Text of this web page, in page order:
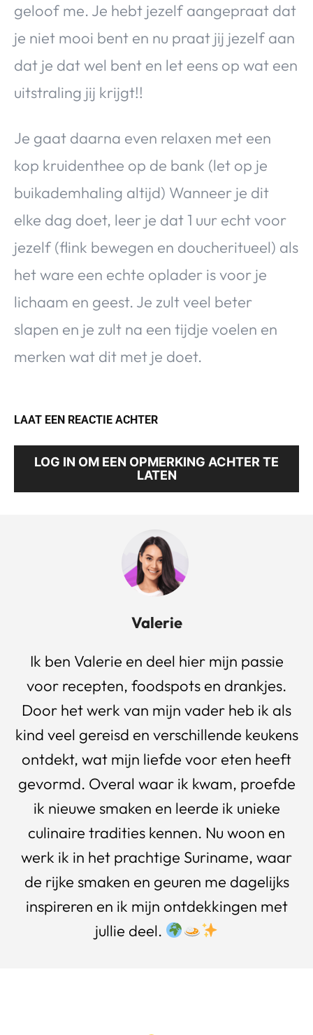
geloof me. Je hebt jezelf aangepraat dat
je niet mooi bent en nu praat jij jezelf aan
dat je dat wel bent en let eens op wat een
uitstraling jij krijgt!!
Je gaat daarna even relaxen met een
kop kruidenthee op de bank (let op je
buikademhaling altijd) Wanneer je dit
elke dag doet, leer je dat 1 uur echt voor
jezelf (flink bewegen en doucheritueel) als
het ware een echte oplader is voor je
lichaam en geest. Je zult veel beter
slapen en je zult na een tijdje voelen en
merken wat dit met je doet.
LAAT EEN REACTIE ACHTER
LOG IN OM EEN OPMERKING ACHTER TE
LATEN
Valerie
Ik ben Valerie en deel hier mijn passie
voor recepten, foodspots en drankjes.
Door het werk van mijn vader heb ik als
kind veel gereisd en verschillende keukens
ontdekt, wat mijn liefde voor eten heeft
gevormd. Overal waar ik kwam, proefde
ik nieuwe smaken en leerde ik unieke
culinaire tradities kennen. Nu woon en
werk ik in het prachtige Suriname, waar
de rijke smaken en geuren me dagelijks
inspireren en ik mijn ontdekkingen met
jullie deel.